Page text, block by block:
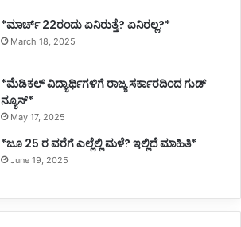
*ಮಾರ್ಚ್ 22ರಂದು ಏನಿರುತ್ತೆ? ಏನಿರಲ್ಲ?*
March 18, 2025
*ಮೆಡಿಕಲ್ ವಿದ್ಯಾರ್ಥಿಗಳಿಗೆ ರಾಜ್ಯ ಸರ್ಕಾರದಿಂದ ಗುಡ್
ನ್ಯೂಸ್*
May 17, 2025
*ಜೂ 25 ರ ವರೆಗೆ ಎಲ್ಲೆಲ್ಲಿ ಮಳೆ? ಇಲ್ಲಿದೆ ಮಾಹಿತಿ*
June 19, 2025